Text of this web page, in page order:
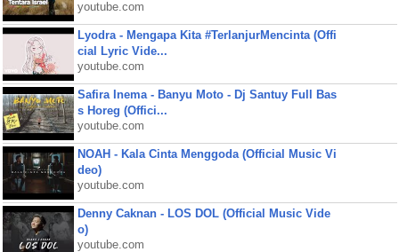
youtube.com
Lyodra - Mengapa Kita #TerlanjurMencinta (Offi
cial Lyric Vide...
youtube.com
Safira Inema - Banyu Moto - Dj Santuy Full Bas
s Horeg (Offici...
youtube.com
NOAH - Kala Cinta Menggoda (Official Music Vi
deo)
youtube.com
Denny Caknan - LOS DOL (Official Music Vide
o)
youtube.com